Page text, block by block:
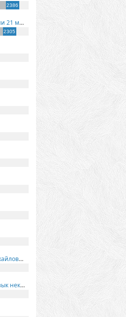
2386
Поздравляю с днём поэзии 21 марта!
2305
в день юбилея Эммы Михайловны Киселевой
перевод на болгарский язык некоторых моих стихов